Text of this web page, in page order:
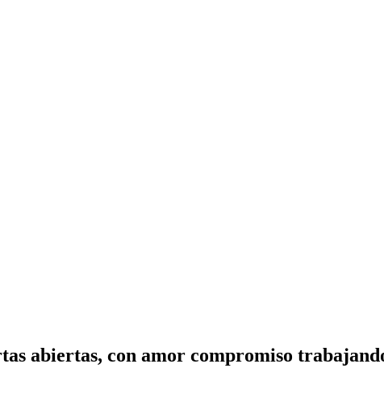
abiertas, con amor compromiso